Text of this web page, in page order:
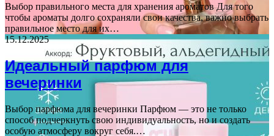
Выбор правильного места для хранения ароматов Для того
чтобы ароматы долго сохраняли свои качества, важно выбрать
правильное место для их…
15.12.2025
Идеальный парфюм для
вечеринки
Выбор парфюма для вечеринки Парфюм — это не только
способ подчеркнуть свою индивидуальность, но и создать
особую атмосферу вокруг себя.…